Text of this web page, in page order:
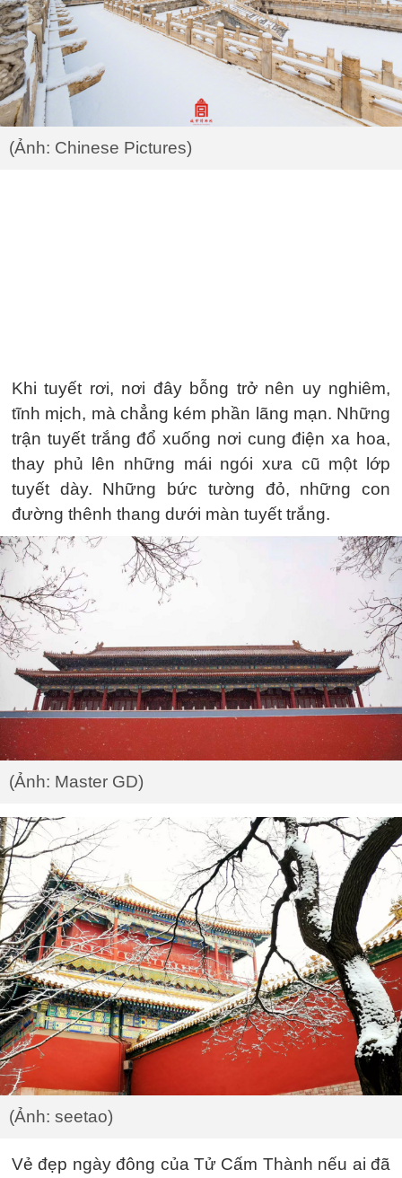
(Ảnh: Chinese Pictures)
Khi tuyết rơi, nơi đây bỗng trở nên uy nghiêm,
tĩnh mịch, mà chẳng kém phần lãng mạn. Những
trận tuyết trắng đổ xuống nơi cung điện xa hoa,
thay phủ lên những mái ngói xưa cũ một lớp
tuyết dày. Những bức tường đỏ, những con
đường thênh thang dưới màn tuyết trắng.
(Ảnh: Master GD)
(Ảnh: seetao)
Vẻ đẹp ngày đông của Tử Cấm Thành nếu ai đã